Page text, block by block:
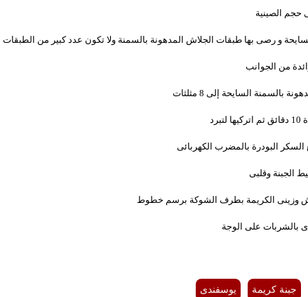
الصينية
و رصى بها طبقات الجلاش المدهونة بالسمنة ولا تكون عدد كبير من الطبقات
من الجوانب
السايحة إلى 8 مثلثات
البودرة بالمضرب الكهربائى
الجبنة وقلبى
وزينى الكريمة بطرف الشوكة برسم خطوط
على الوجة
جبنة كريمة يوسفندى